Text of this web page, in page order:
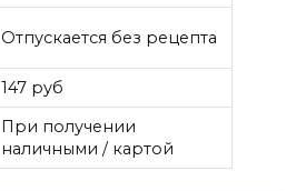
Отпускается без рецепта
147 руб
При получении
наличными / картой